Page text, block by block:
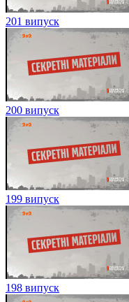
201 випуск
200 випуск
199 випуск
198 випуск